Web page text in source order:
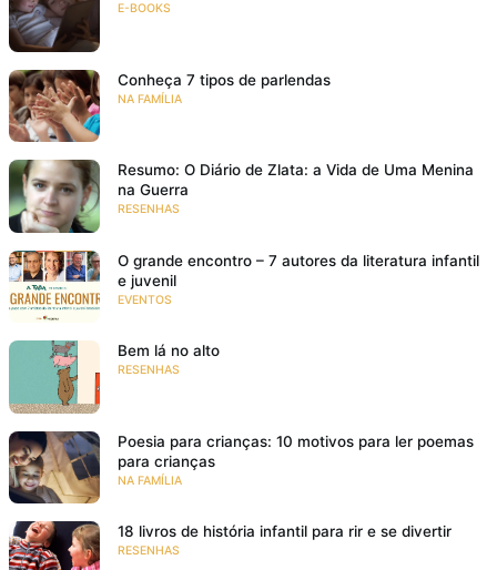
E-BOOKS
Conheça 7 tipos de parlendas
NA FAMÍLIA
Resumo: O Diário de Zlata: a Vida de Uma Menina
na Guerra
RESENHAS
O grande encontro – 7 autores da literatura infantil
e juvenil
EVENTOS
Bem lá no alto
RESENHAS
Poesia para crianças: 10 motivos para ler poemas
para crianças
NA FAMÍLIA
18 livros de história infantil para rir e se divertir
RESENHAS